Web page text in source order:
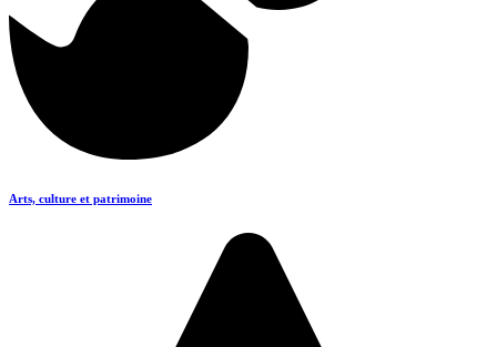
Arts, culture et patrimoine